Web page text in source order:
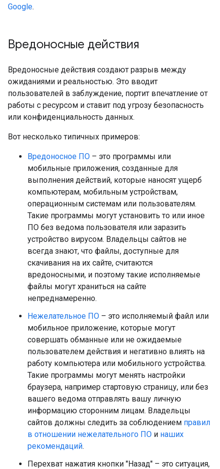
Google.
Вредоносные действия
Вредоносные действия создают разрыв между
ожиданиями и реальностью. Это вводит
пользователей в заблуждение, портит впечатление от
работы с ресурсом и ставит под угрозу безопасность
или конфиденциальность данных.
Вот несколько типичных примеров:
Вредоносное ПО – это программы или
мобильные приложения, созданные для
выполнения действий, которые наносят ущерб
компьютерам, мобильным устройствам,
операционным системам или пользователям.
Такие программы могут установить то или иное
ПО без ведома пользователя или заразить
устройство вирусом. Владельцы сайтов не
всегда знают, что файлы, доступные для
скачивания на их сайте, считаются
вредоносными, и поэтому такие исполняемые
файлы могут храниться на сайте
непреднамеренно.
Нежелательное ПО – это исполняемый файл или
мобильное приложение, которые могут
совершать обманные или не ожидаемые
пользователем действия и негативно влиять на
работу компьютера или мобильного устройства.
Такие программы могут менять настройки
браузера, например стартовую страницу, или без
вашего ведома отправлять вашу личную
информацию сторонним лицам. Владельцы
сайтов должны следить за соблюдением правил
в отношении нежелательного ПО и наших
рекомендаций.
Перехват нажатия кнопки "Назад" – это ситуация,